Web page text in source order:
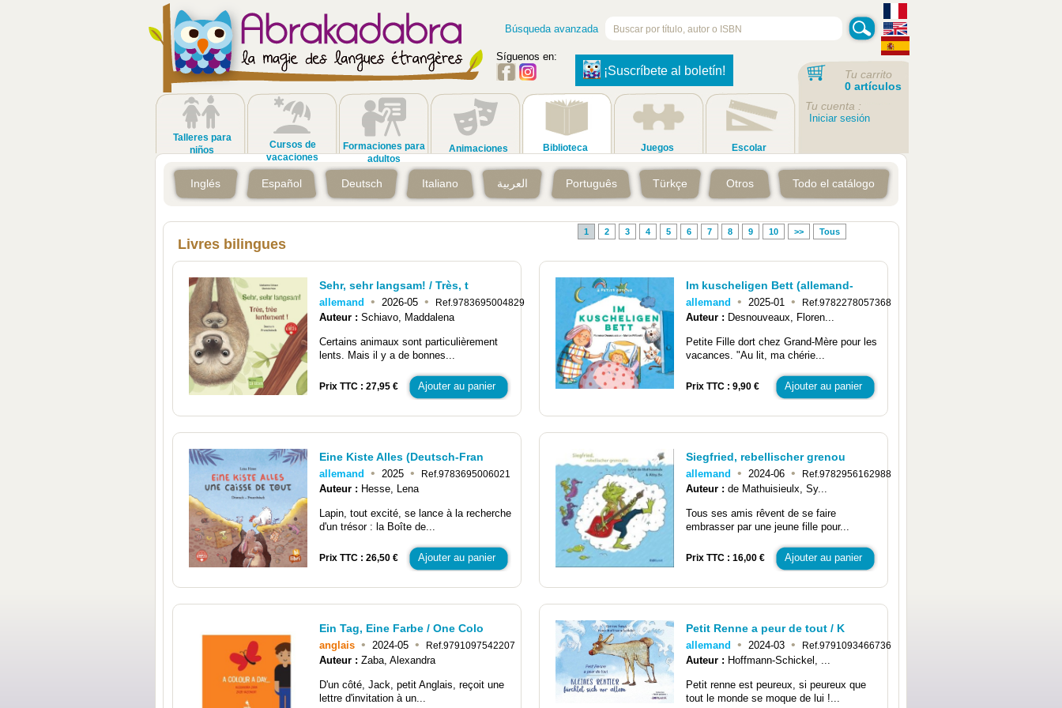
Búsqueda avanzada
Síguenos en:
¡Suscríbete al boletín!
Talleres para
niños
Cursos de
vacaciones
Formaciones para
adultos
Animaciones Biblioteca Juegos Escolar
Tu carrito
0 artículos
Tu cuenta :
Iniciar sesión
Inglés Español Deutsch Italiano العربية Português Türkçe Otros Todo el catálogo
Livres bilingues
1 2 3 4 5 6 7 8 9 10 >> Tous
Sehr, sehr langsam! / Très, t
allemand • 2026-05 • Ref.9783695004829
Auteur : Schiavo, Maddalena
Certains animaux sont particulièrement
lents. Mais il y a de bonnes...
Prix TTC : 27,95 € Ajouter au panier
Im kuscheligen Bett (allemand-
allemand • 2025-01 • Ref.9782278057368
Auteur : Desnouveaux, Floren...
Petite Fille dort chez Grand-Mère pour les
vacances. "Au lit, ma chérie...
Prix TTC : 9,90 € Ajouter au panier
Eine Kiste Alles (Deutsch-Fran
allemand • 2025 • Ref.9783695006021
Auteur : Hesse, Lena
Lapin, tout excité, se lance à la recherche
d'un trésor : la Boîte de...
Prix TTC : 26,50 € Ajouter au panier
Siegfried, rebellischer grenou
allemand • 2024-06 • Ref.9782956162988
Auteur : de Mathuisieulx, Sy...
Tous ses amis rêvent de se faire
embrasser par une jeune fille pour...
Prix TTC : 16,00 € Ajouter au panier
Ein Tag, Eine Farbe / One Colo
anglais • 2024-05 • Ref.9791097542207
Auteur : Zaba, Alexandra
D'un côté, Jack, petit Anglais, reçoit une
lettre d'invitation à un...
Petit Renne a peur de tout / K
allemand • 2024-03 • Ref.9791093466736
Auteur : Hoffmann-Schickel, ...
Petit renne est peureux, si peureux que
tout le monde se moque de lui !...